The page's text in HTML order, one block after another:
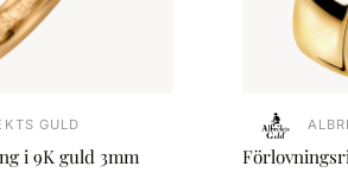
GULD
i 9K guld 3mm